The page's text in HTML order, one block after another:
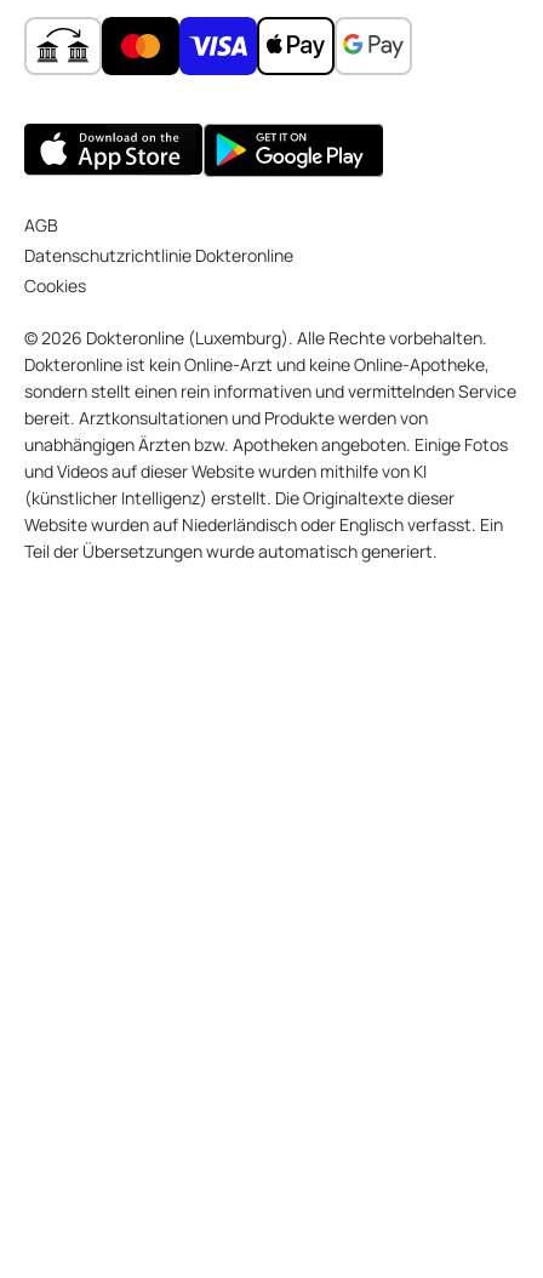
AGB
Datenschutzrichtlinie Dokteronline
Cookies
© 2026 Dokteronline (Luxemburg). Alle Rechte vorbehalten.
Dokteronline ist kein Online-Arzt und keine Online-Apotheke,
sondern stellt einen rein informativen und vermittelnden Service
bereit. Arztkonsultationen und Produkte werden von
unabhängigen Ärzten bzw. Apotheken angeboten. Einige Fotos
und Videos auf dieser Website wurden mithilfe von KI
(künstlicher Intelligenz) erstellt. Die Originaltexte dieser
Website wurden auf Niederländisch oder Englisch verfasst. Ein
Teil der Übersetzungen wurde automatisch generiert.